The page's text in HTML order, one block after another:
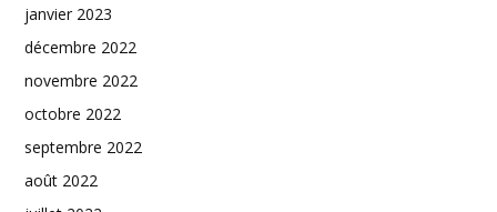
janvier 2023
décembre 2022
novembre 2022
octobre 2022
septembre 2022
août 2022